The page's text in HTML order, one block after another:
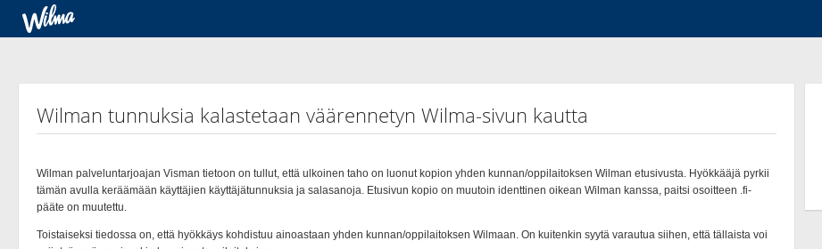
Wilman tunnuksia kalastetaan väärennetyn Wilma-sivun kautta